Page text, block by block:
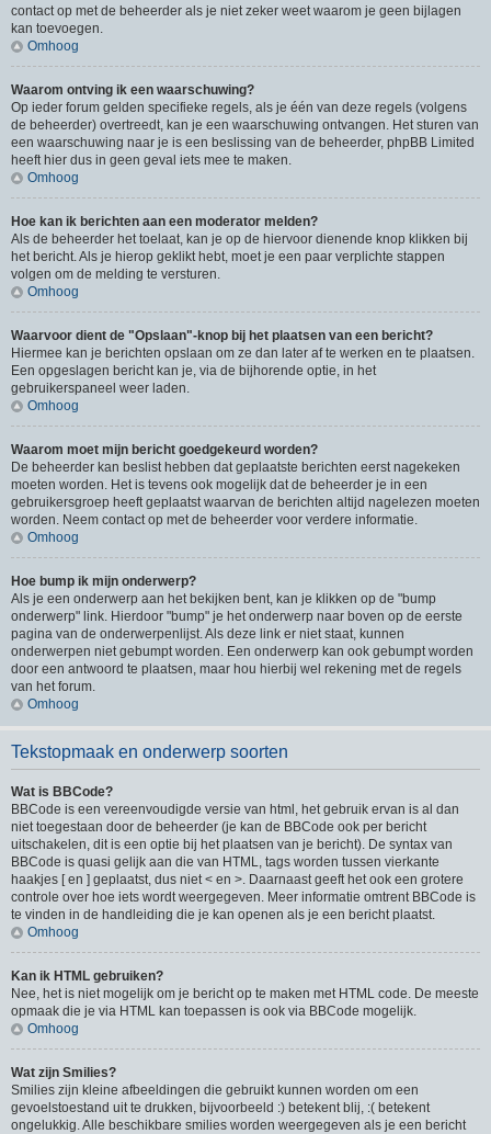
contact op met de beheerder als je niet zeker weet waarom je geen bijlagen
kan toevoegen.
Omhoog
Waarom ontving ik een waarschuwing?
Op ieder forum gelden specifieke regels, als je één van deze regels (volgens
de beheerder) overtreedt, kan je een waarschuwing ontvangen. Het sturen van
een waarschuwing naar je is een beslissing van de beheerder, phpBB Limited
heeft hier dus in geen geval iets mee te maken.
Omhoog
Hoe kan ik berichten aan een moderator melden?
Als de beheerder het toelaat, kan je op de hiervoor dienende knop klikken bij
het bericht. Als je hierop geklikt hebt, moet je een paar verplichte stappen
volgen om de melding te versturen.
Omhoog
Waarvoor dient de "Opslaan"-knop bij het plaatsen van een bericht?
Hiermee kan je berichten opslaan om ze dan later af te werken en te plaatsen.
Een opgeslagen bericht kan je, via de bijhorende optie, in het
gebruikerspaneel weer laden.
Omhoog
Waarom moet mijn bericht goedgekeurd worden?
De beheerder kan beslist hebben dat geplaatste berichten eerst nagekeken
moeten worden. Het is tevens ook mogelijk dat de beheerder je in een
gebruikersgroep heeft geplaatst waarvan de berichten altijd nagelezen moeten
worden. Neem contact op met de beheerder voor verdere informatie.
Omhoog
Hoe bump ik mijn onderwerp?
Als je een onderwerp aan het bekijken bent, kan je klikken op de "bump
onderwerp" link. Hierdoor "bump" je het onderwerp naar boven op de eerste
pagina van de onderwerpenlijst. Als deze link er niet staat, kunnen
onderwerpen niet gebumpt worden. Een onderwerp kan ook gebumpt worden
door een antwoord te plaatsen, maar hou hierbij wel rekening met de regels
van het forum.
Omhoog
Tekstopmaak en onderwerp soorten
Wat is BBCode?
BBCode is een vereenvoudigde versie van html, het gebruik ervan is al dan
niet toegestaan door de beheerder (je kan de BBCode ook per bericht
uitschakelen, dit is een optie bij het plaatsen van je bericht). De syntax van
BBCode is quasi gelijk aan die van HTML, tags worden tussen vierkante
haakjes [ en ] geplaatst, dus niet < en >. Daarnaast geeft het ook een grotere
controle over hoe iets wordt weergegeven. Meer informatie omtrent BBCode is
te vinden in de handleiding die je kan openen als je een bericht plaatst.
Omhoog
Kan ik HTML gebruiken?
Nee, het is niet mogelijk om je bericht op te maken met HTML code. De meeste
opmaak die je via HTML kan toepassen is ook via BBCode mogelijk.
Omhoog
Wat zijn Smilies?
Smilies zijn kleine afbeeldingen die gebruikt kunnen worden om een
gevoelstoestand uit te drukken, bijvoorbeeld :) betekent blij, :( betekent
ongelukkig. Alle beschikbare smilies worden weergegeven als je een bericht